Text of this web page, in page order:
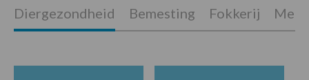
Diergezondheid Bemesting Fokkerij